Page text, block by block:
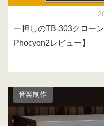
一押しのTB-303クロー
Phocyon2レビュー】
音楽制作